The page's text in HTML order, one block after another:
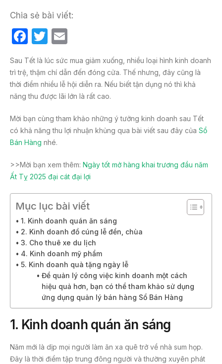
Chia sẻ bài viết:
F
a
c
e
b
o
o
k
T
itt
er
ail
Sau Tết là lúc sức mua giảm xuống, nhiều loại hình kinh doanh
trì trệ, thậm chí dẫn đến đóng cửa. Thế nhưng, đây cũng là
thời điểm nhiều lễ hội diễn ra. Nếu biết tận dụng nó thì khả
năng thu được lãi lớn là rất cao.
Mời bạn cùng tham khảo những ý tưởng kinh doanh sau Tết
có khả năng thu lợi nhuận khủng qua bài viết sau đây của Sổ
Bán Hàng nhé.
>>Mời bạn xem thêm: Ngày tốt mở hàng khai trương đầu năm
Ất Tỵ 2025 đại cát đại lợi
Mục lục bài viết
1. Kinh doanh quán ăn sáng
2. Kinh doanh đồ cúng lễ đền, chùa
3. Cho thuê xe du lịch
4. Kinh doanh mỹ phẩm
5. Kinh doanh quà tặng ngày lễ
Để quản lý công việc kinh doanh một cách
hiệu quả hơn, bạn có thể tham khảo sử dụng
ứng dụng quản lý bán hàng Sổ Bán Hàng
1. Kinh doanh quán ăn sáng
Năm mới là dịp mọi người làm ăn xa quê trở về nhà sum họp.
Đây là thời điểm tập trung đông người và thường xuyên phát